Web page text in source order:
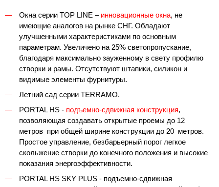
Окна серии TOP LINE – инновационные окна, не
имеющие аналогов на рынке СНГ. Обладают
улучшенными характеристиками по основным
параметрам. Увеличено на 25% светопропускание,
благодаря максимально зауженному в свету профилю
створки и рамы. Отсутствуют штапики, силикон и
видимые элементы фурнитуры.
Летний сад серии TERRAMO.
PORTAL HS - подъемно-сдвижная конструкция,
позволяющая создавать открытые проемы до 12
метров при общей ширине конструкции до 20 метров.
Простое управление, безбарьерный порог легкое
скольжение створки до конечного положения и высокие
показания энергоэффективности.
PORTAL HS SKY PLUS - подъемно-сдвижная